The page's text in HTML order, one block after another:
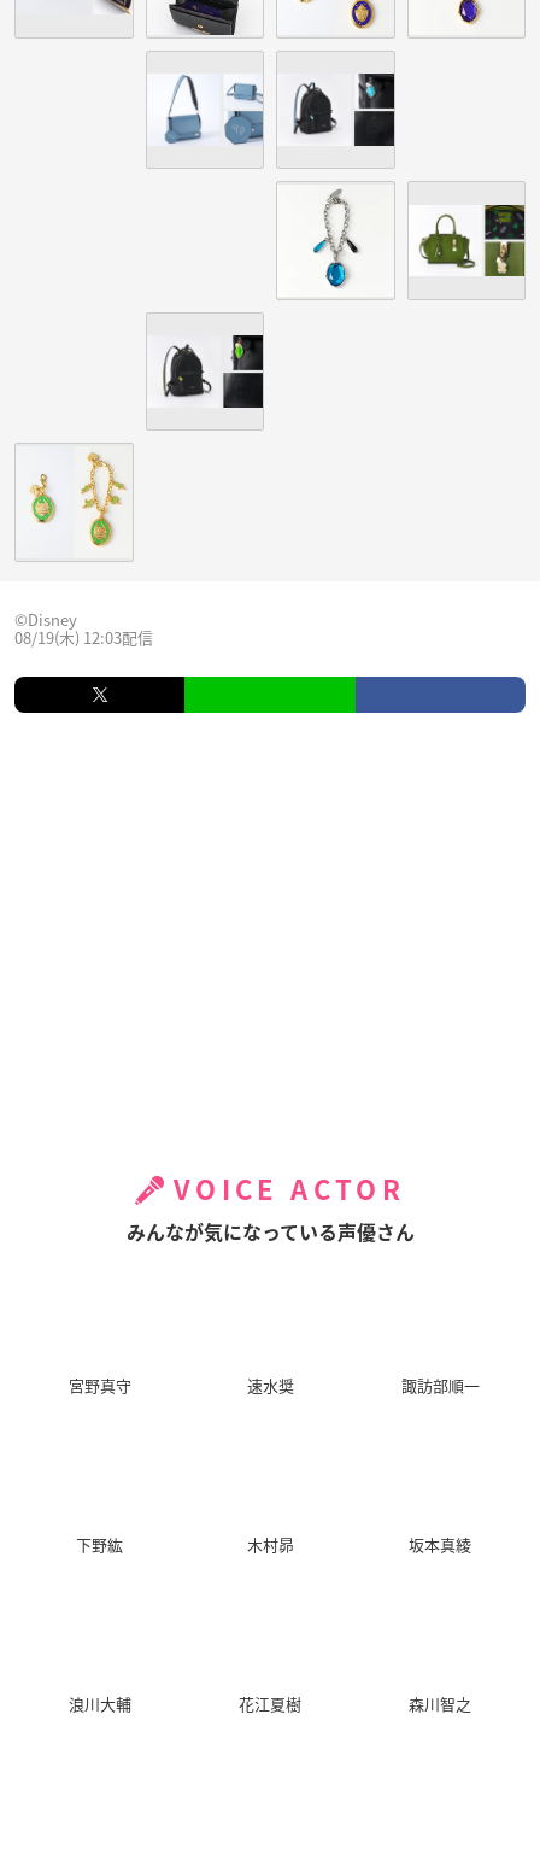
©︎Disney
08/19(木) 12:03配信
VOICE ACTOR
みんなが気になっている声優さん
宮野真守 速水奨 諏訪部順一
下野紘 木村昴 坂本真綾
浪川大輔 花江夏樹 森川智之